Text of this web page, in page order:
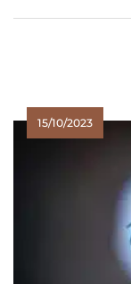
15/10/2023